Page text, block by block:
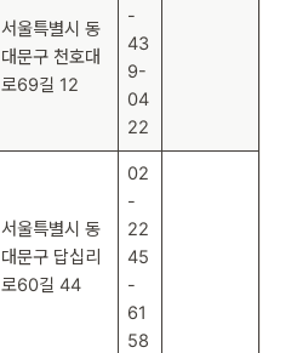
서울특별시 동
대문구 천호대
로69길 12
-
43
9-
04
22
서울특별시 동
대문구 답십리
로60길 44
02
-
22
45
-
61
58